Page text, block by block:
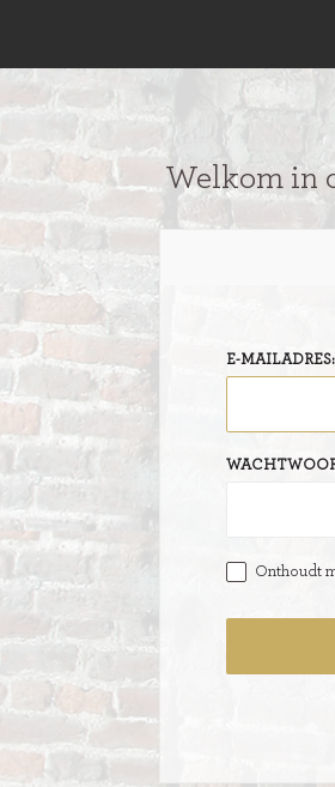
VLOERBROOD
HERMANS
Welkom in
E-MAILADRES:
Onthoudt